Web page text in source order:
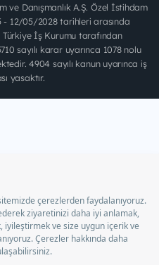
ve Danışmanlık A.Ş. Özel İstihdam
12/05/2028 tarihleri arasında
İş Kurumu tarafından
sayılı karar uyarınca 1078 nolu
4904 sayılı kanun uyarınca iş
yasaktır.